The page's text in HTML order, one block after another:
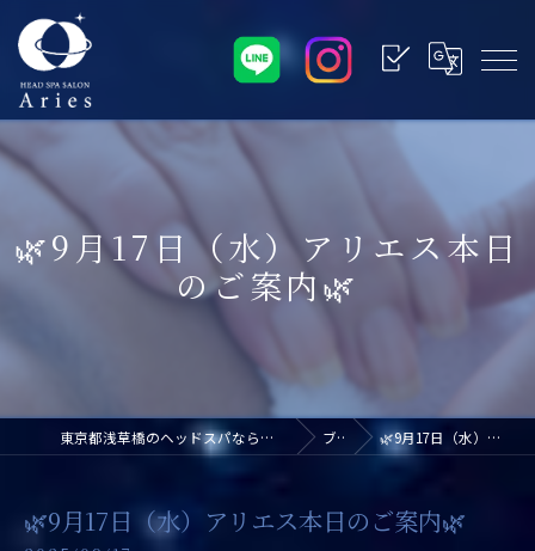
🌿9月17日（水）アリエス本日
のご案内🌿
東京都浅草橋のヘッドスパなら浅草橋ドライヘッドスパ専門店アリエス ブログ 🌿9月17日（水）アリエス本日のご案内🌿
🌿9月17日（水）アリエス本日のご案内🌿